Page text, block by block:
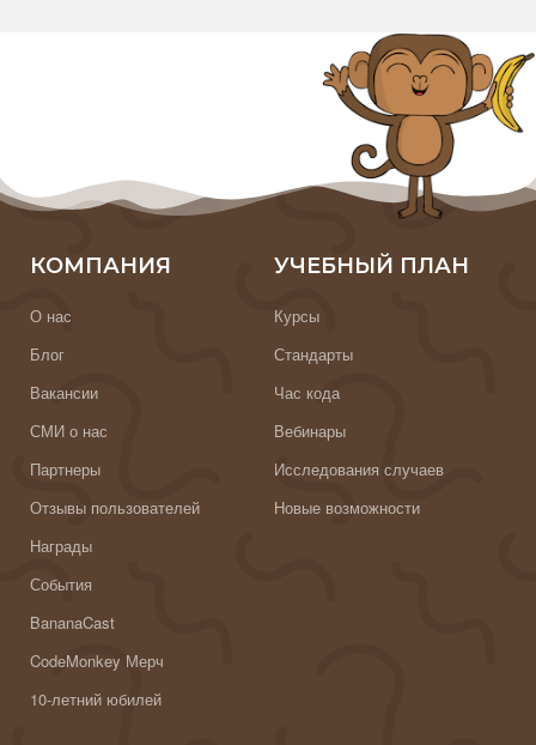
КОМПАНИЯ
О нас
Блог
Вакансии
СМИ о нас
Партнеры
Отзывы пользователей
Награды
События
BananaCast
CodeMonkey Мерч
10-летний юбилей
УЧЕБНЫЙ ПЛАН
Курсы
Стандарты
Час кода
Вебинары
Исследования случаев
Новые возможности